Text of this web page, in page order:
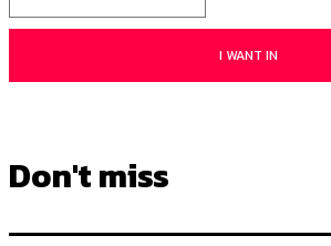
I WANT IN
Don't miss